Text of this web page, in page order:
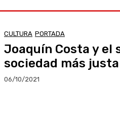
CULTURA PORTADA
Joaquín Costa y el
sociedad más justa
06/10/2021